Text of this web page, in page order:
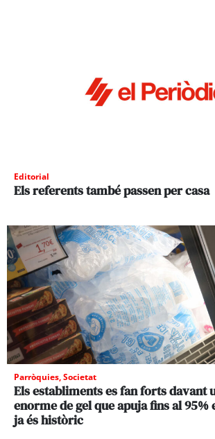
Editorial
Els referents també passen per casa
Parròquies,Societat
Els establiments es fan forts davant
enorme de gel que apuja fins al 95%
ja és històric